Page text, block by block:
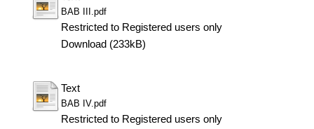
BAB III.pdf
Restricted to Registered users only
Download (233kB)
Text
BAB IV.pdf
Restricted to Registered users only